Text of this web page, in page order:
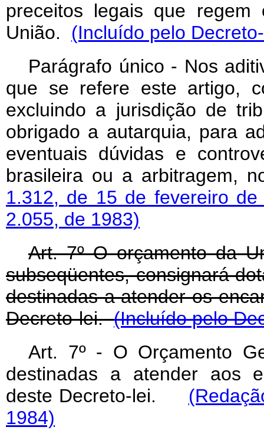
preceitos legais que
União. (Incluído pelo
Parágrafo único - Nos
que se refere este artigo,
excluindo a jurisdição de
obrigado a autarquia, para
eventuais dúvidas e
brasileira ou a arbitragem,
1.312, de 15 de fevereiro de
2.055, de 1983)
Art. 7º O orçamento da
subseqüentes, consignará
destinadas a atender os
Decreto-lei.(Incluído pelo
Art. 7º - O Orçamento
destinadas a atender aos
deste Decreto-lei.
1984)